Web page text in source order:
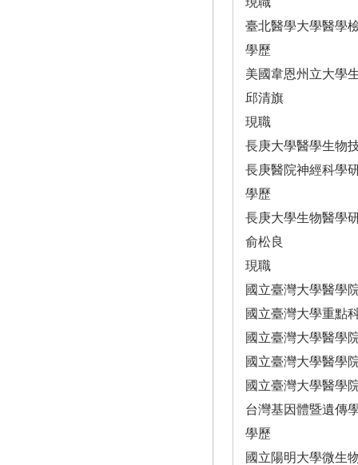
臺北醫學大學醫學
學歷
美國韋恩州立大學
邱清旗
現職
長庚大學醫學生物
長庚醫院神經科學
學歷
長庚大學生物醫學
俞松良
現職
國立臺灣大學醫學
國立臺灣大學重點
國立臺灣大學醫學
國立臺灣大學醫學
國立臺灣大學醫學
台灣基因體暨遺傳
學歷
國立陽明大學微生